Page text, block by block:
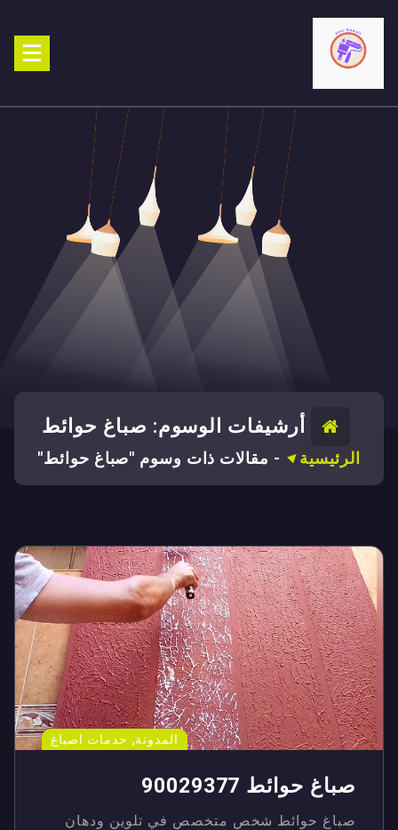
content
شاطر ورخيص تنفيذ احدث الديكورات الاحترافية اتصل الان
أرشيفات الوسوم: صباغ حوائط
الرئيسية - مقالات ذات وسوم "صباغ حوائط"
المدونة, خدمات اصباغ
صباغ حوائط 90029377
صباغ حوائط شخص متخصص في تلوين ودهان